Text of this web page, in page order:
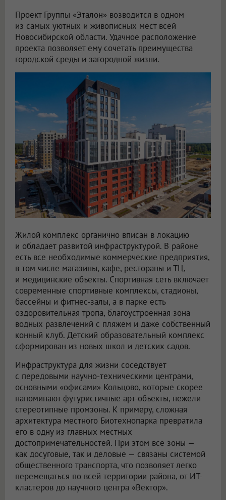
Проект Группы «Эталон» возводится в одном
из самых уютных и живописных мест всей
Новосибирской области. Удачное расположение
проекта позволяет ему сочетать преимущества
городской среды и загородной жизни.
Жилой комплекс органично вписан в локацию
и обладает развитой инфраструктурой. В районе
есть все необходимые коммерческие предприятия,
в том числе магазины, кафе, рестораны и ТЦ,
и медицинские объекты. Спортивная сеть включает
современные спортивные комплексы, стадионы,
бассейны и фитнес-залы, а в парке есть
оздоровительная тропа, благоустроенная зона
водных развлечений с пляжем и даже собственный
конный клуб. Детский образовательный комплекс
сформирован из новых школ и детских садов.
Инфраструктура для жизни соседствует
с передовыми научно-техническими центрами,
основными «офисами» Кольцово, которые скорее
напоминают футуристичные арт-объекты, нежели
стереотипные промзоны. К примеру, сложная
архитектура местного Биотехнопарка превратила
его в одну из главных местных
достопримечательностей. При этом все зоны —
как досуговые, так и деловые — связаны системой
общественного транспорта, что позволяет легко
перемещаться по всей территории района, от ИТ-
кластеров до научного центра «Вектор».